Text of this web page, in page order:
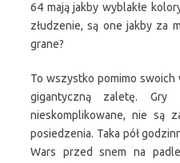
64 mają jakby wyblakłe
złudzenie, są one jakby za
grane?
To wszystko pomimo swoich
gigantyczną zaletę.
nieskomplikowane, nie są
posiedzenia. Taka pół
Wars przed snem na